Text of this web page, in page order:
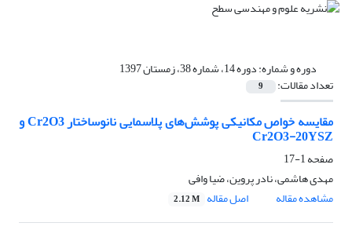
دوره و شماره:دوره 14، شماره 38، زمستان 1397
تعداد مقالات: 9
مقایسه خواص مکانیکی پوشش‌های پلاسمایی نانوساختار Cr2O3 و
Cr2O3-20YSZ
صفحه1-17
مهدی هاشمی، نادر پروین، ضیا وافی
مشاهده مقاله
اصل مقاله 2.12 M